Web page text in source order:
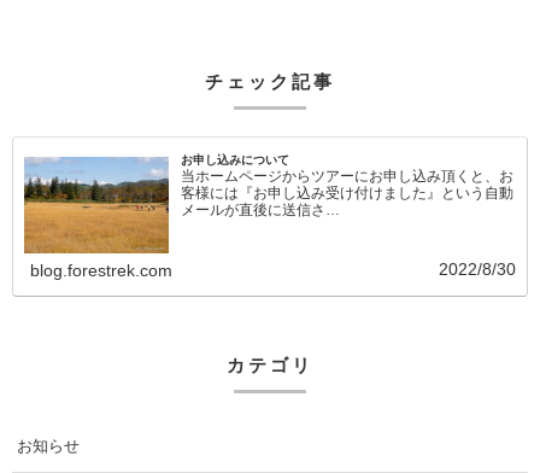
チェック記事
お申し込みについて
当ホームページからツアーにお申し込み頂くと、お
客様には『お申し込み受け付けました』という自動
メールが直後に送信さ…
blog.forestrek.com 2022/8/30
カテゴリ
お知らせ